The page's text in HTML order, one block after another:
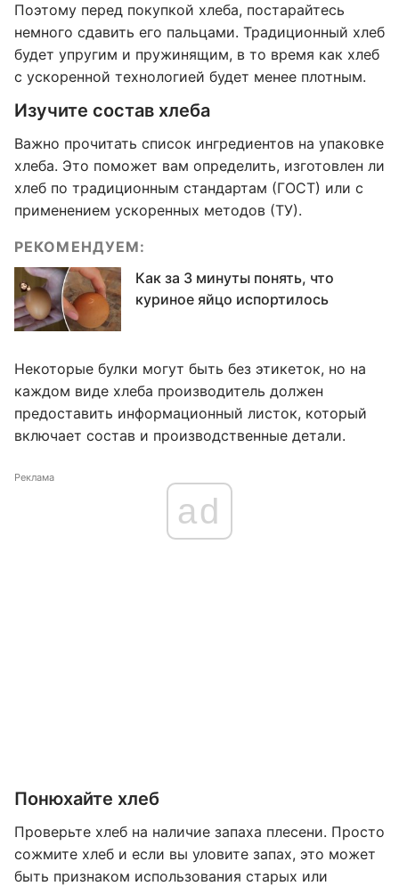
Поэтому перед покупкой хлеба, постарайтесь
немного сдавить его пальцами. Традиционный хлеб
будет упругим и пружинящим, в то время как хлеб
с ускоренной технологией будет менее плотным.
Изучите состав хлеба
Важно прочитать список ингредиентов на упаковке
хлеба. Это поможет вам определить, изготовлен ли
хлеб по традиционным стандартам (ГОСТ) или с
применением ускоренных методов (ТУ).
РЕКОМЕНДУЕМ:
Как за 3 минуты понять, что
куриное яйцо испортилось
Некоторые булки могут быть без этикеток, но на
каждом виде хлеба производитель должен
предоставить информационный листок, который
включает состав и производственные детали.
Реклама
ad
Понюхайте хлеб
Проверьте хлеб на наличие запаха плесени. Просто
сожмите хлеб и если вы уловите запах, это может
быть признаком использования старых или